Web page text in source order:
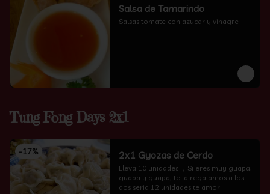
Salsa de Tamarindo
Salsas tomate con azucar y vinagre
Tung Fong Days 2x1
-17% 2x1 Gyozas de Cerdo
Lleva 10 unidades ，Si eres muy guapa,
guapa y guapa, te la regalamos a los
dos seria 12 unidades te amor